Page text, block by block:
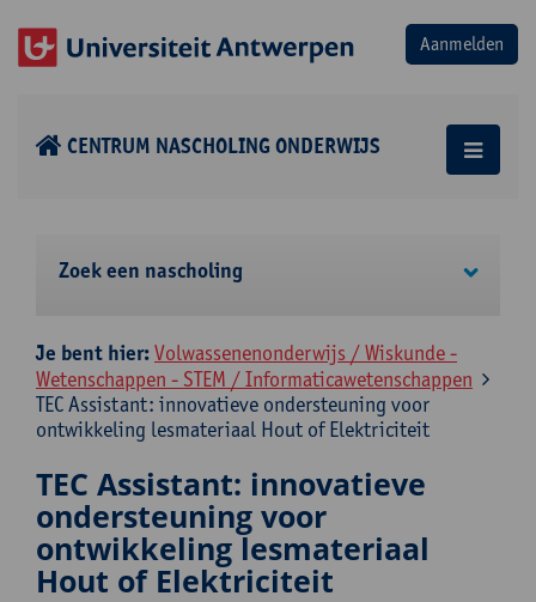
CENTRUM NASCHOLING ONDERWIJS
Zoek een nascholing
Je bent hier:Volwassenenonderwijs / Wiskunde -
Wetenschappen - STEM / Informaticawetenschappen
TEC Assistant: innovatieve ondersteuning voor
ontwikkeling lesmateriaal Hout of Elektriciteit
TEC Assistant: innovatieve
ondersteuning voor
ontwikkeling lesmateriaal
Hout of Elektriciteit